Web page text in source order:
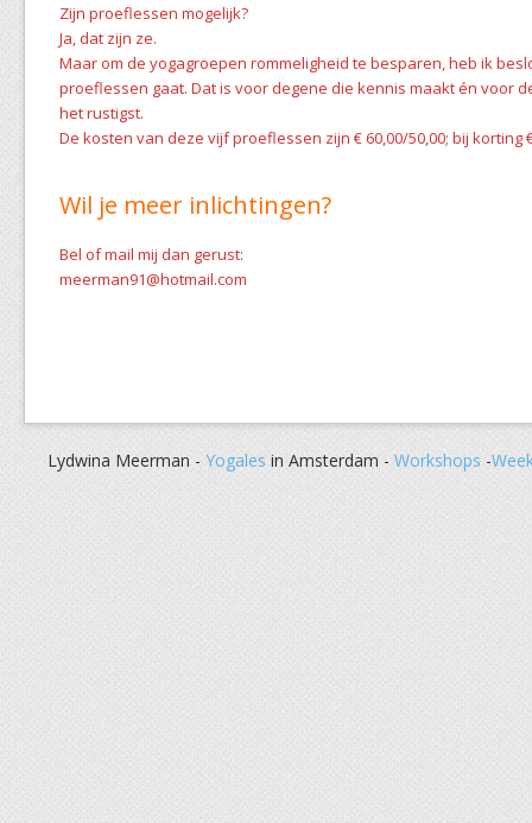
Zijn proeflessen mogelijk?
Ja, dat zijn ze.
Maar om de yogagroepen rommeligheid te besparen, heb ik
proeflessen gaat. Dat is voor degene die kennis maakt én voor
het rustigst.
De kosten van deze vijf proeflessen zijn € 60,00/50,00; bij korting
Wil je meer inlichtingen?
Bel of mail mij dan gerust:
meerman91@hotmail.com
Lydwina Meerman - Yogales in Amsterdam - Workshops -